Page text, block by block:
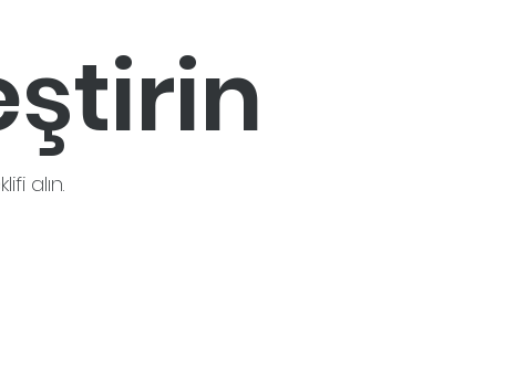
alın.